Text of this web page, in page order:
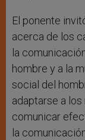
El ponente
acerca de los
la
hombre y a la
social del
adaptarse a
comunicar
la